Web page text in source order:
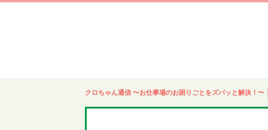
クロちゃん通信 〜お仕事場のお困りごとをズバッと解決！